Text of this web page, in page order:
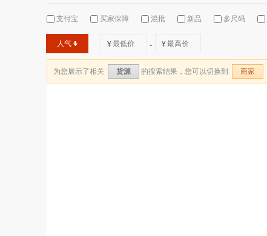
支付宝 买家保障 混批 新品 多尺码
人气 ¥ - ¥
为您展示了相关 货源 的搜索结果，您可以切换到 商家